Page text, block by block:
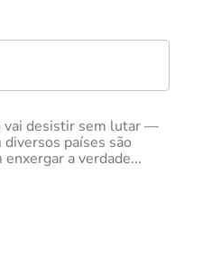
vai desistir sem lutar —
países são
a verdade...